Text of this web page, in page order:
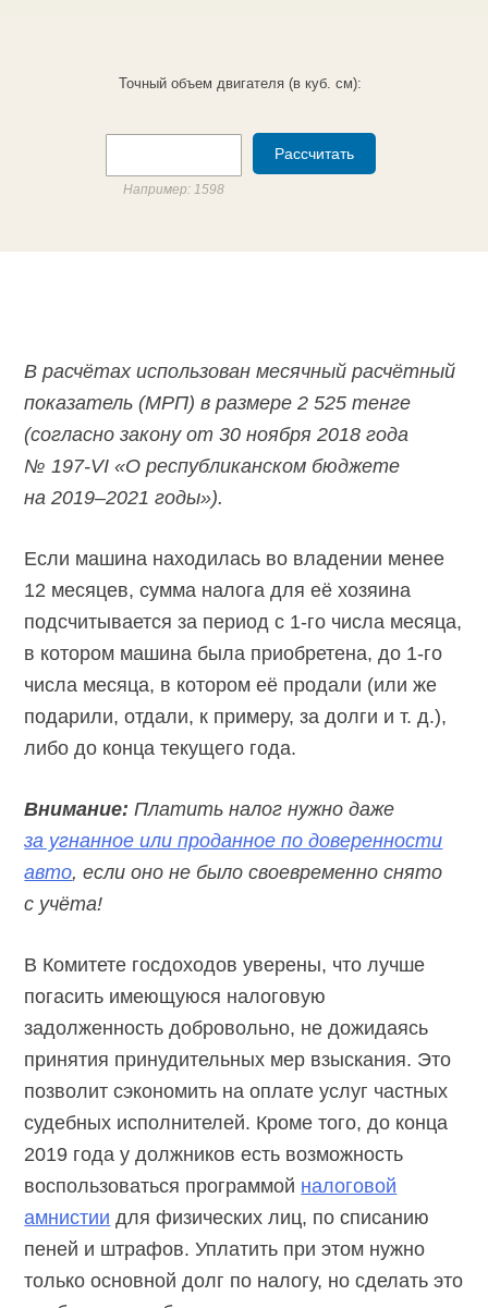
Точный объем двигателя (в куб. см):
Например: 1598
В расчётах использован месячный расчётный
показатель (МРП) в размере 2 525 тенге
(согласно закону от 30 ноября 2018 года
№ 197-VI «О республиканском бюджете
на 2019–2021 годы»).
Если машина находилась во владении менее
12 месяцев, сумма налога для её хозяина
подсчитывается за период с 1-го числа месяца,
в котором машина была приобретена, до 1-го
числа месяца, в котором её продали (или же
подарили, отдали, к примеру, за долги и т. д.),
либо до конца текущего года.
Внимание: Платить налог нужно даже
за угнанное или проданное по доверенности
авто, если оно не было своевременно снято
с учёта!
В Комитете госдоходов уверены, что лучше
погасить имеющуюся налоговую
задолженность добровольно, не дожидаясь
принятия принудительных мер взыскания. Это
позволит сэкономить на оплате услуг частных
судебных исполнителей. Кроме того, до конца
2019 года у должников есть возможность
воспользоваться программой налоговой
амнистии для физических лиц, по списанию
пеней и штрафов. Уплатить при этом нужно
только основной долг по налогу, но сделать это